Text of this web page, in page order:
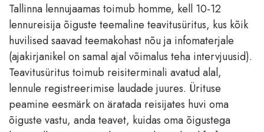
Tallinna lennujaamas toimub homme, kell 10-12
lennureisija õiguste teemaline teavitusüritus, kus kõik
huvilised saavad teemakohast nõu ja infomaterjale
(ajakirjanikel on samal ajal võimalus teha intervjuusid).
Teavitusüritus toimub reisiterminali avatud alal,
lennule registreerimise laudade juures. Ürituse
peamine eesmärk on äratada reisijates huvi oma
õiguste vastu, anda teavet, kuidas oma õigustega